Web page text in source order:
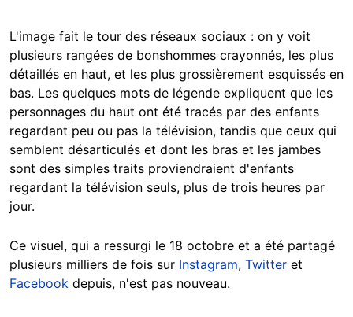
L'image fait le tour des réseaux sociaux : on y voit
plusieurs rangées de bonshommes crayonnés, les plus
détaillés en haut, et les plus grossièrement esquissés en
bas. Les quelques mots de légende expliquent que les
personnages du haut ont été tracés par des enfants
regardant peu ou pas la télévision, tandis que ceux qui
semblent désarticulés et dont les bras et les jambes
sont des simples traits proviendraient d'enfants
regardant la télévision seuls, plus de trois heures par
jour.
Ce visuel, qui a ressurgi le 18 octobre et a été partagé
plusieurs milliers de fois sur Instagram, Twitter et
Facebook depuis, n'est pas nouveau.